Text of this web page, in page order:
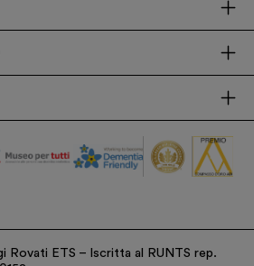
Rovati ETS – Iscritta al RUNTS rep.